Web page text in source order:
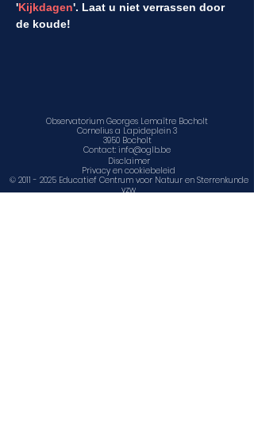
'Kijkdagen'. Laat u niet verrassen door
de koude!
Observatorium Georges Lemaître Bocholt
Cornelius a Lapideplein 3
3950 Bocholt
Contact: info@oglb.be
Disclaimer
Privacy en cookiebeleid
© 2011 - 2025Educatief Centrum voor Natuur en Sterrenkunde
vzw